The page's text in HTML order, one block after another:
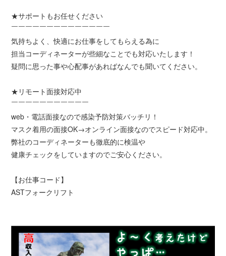
★サポートもお任せください
￣￣￣￣￣￣￣￣￣￣￣￣￣￣
気持ちよく、快適にお仕事をしてもらえる為に
担当コーディネーターが些細なことでも対応いたします！
疑問に思った事や心配事があればなんでも聞いてください。
★リモート面接対応中
￣￣￣￣￣￣￣￣￣￣￣
web・電話面接なので感染予防対策バッチリ！
マスク着用の面接OK→オンライン面接なのでスピード対応中。
弊社のコーディネーターも徹底的に検温や
健康チェックをしていますのでご安心ください。
【お仕事コード】
ASTフォークリフト